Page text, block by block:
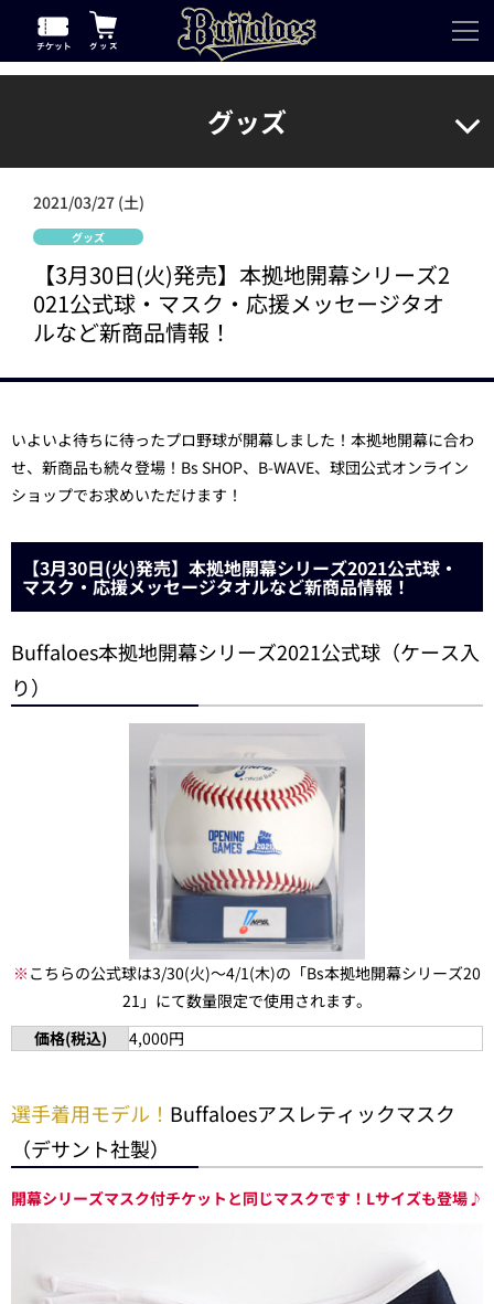
グッズ
2021/03/27 (土)
グッズ
【3月30日(火)発売】本拠地開幕シリーズ2
021公式球・マスク・応援メッセージタオ
ルなど新商品情報！
いよいよ待ちに待ったプロ野球が開幕しました！本拠地開幕に合わ
せ、新商品も続々登場！Bs SHOP、B-WAVE、球団公式オンライン
ショップでお求めいただけます！
【3月30日(火)発売】本拠地開幕シリーズ2021公式球・
マスク・応援メッセージタオルなど新商品情報！
Buffaloes本拠地開幕シリーズ2021公式球（ケース入
り）
※ こちらの公式球は3/30(火)～4/1(木)の「Bs本拠地開幕シリーズ20
21」にて数量限定で使用されます。
価格(税込)
4,000円
選手着用モデル！ Buffaloesアスレティックマスク
（デサント社製）
開幕シリーズマスク付チケットと同じマスクです！Lサイズも登場♪